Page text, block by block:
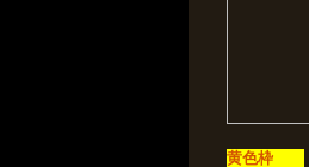
黄色枠